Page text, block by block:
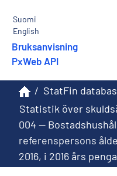
Suomi
English
Bruksanvisning
PxWeb API
/ StatFin
Statistik över
004 --
referenspersons
2016, i 2016 års